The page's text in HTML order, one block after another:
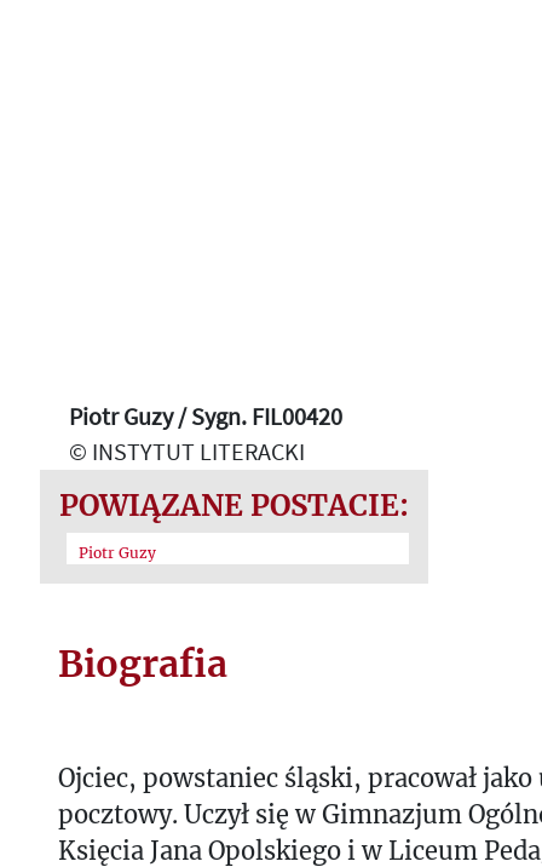
Piotr Guzy / Sygn. FIL00420
© INSTYTUT LITERACKI
POWIĄZANE POSTACIE:
Piotr Guzy
Biografia
Ojciec, powstaniec śląski, pracował
pocztowy. Uczył się w Gimnazjum
Księcia Jana Opolskiego i w Liceum